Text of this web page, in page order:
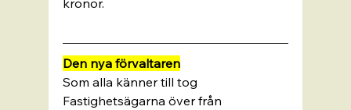
kronor.
Den nya förvaltaren
Som alla känner till tog
Fastighetsägarna över från